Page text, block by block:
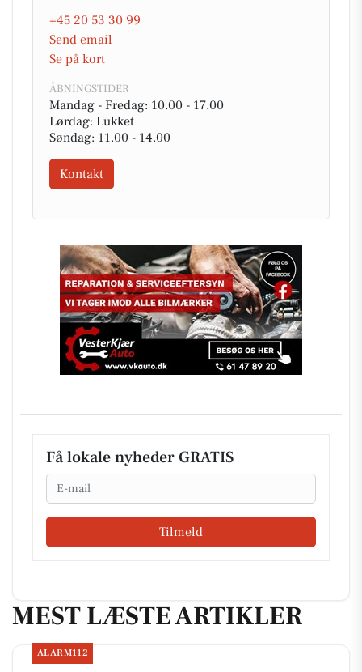
+45 20 53 30 99
Send email
Se på kort
ÅBNINGSTIDER
Mandag - Fredag: 10.00 - 17.00
Lørdag: Lukket
Søndag: 11.00 - 14.00
Kontakt
Få lokale nyheder GRATIS
Email
Tilmeld
MEST LÆSTE ARTIKLER
ALARM112